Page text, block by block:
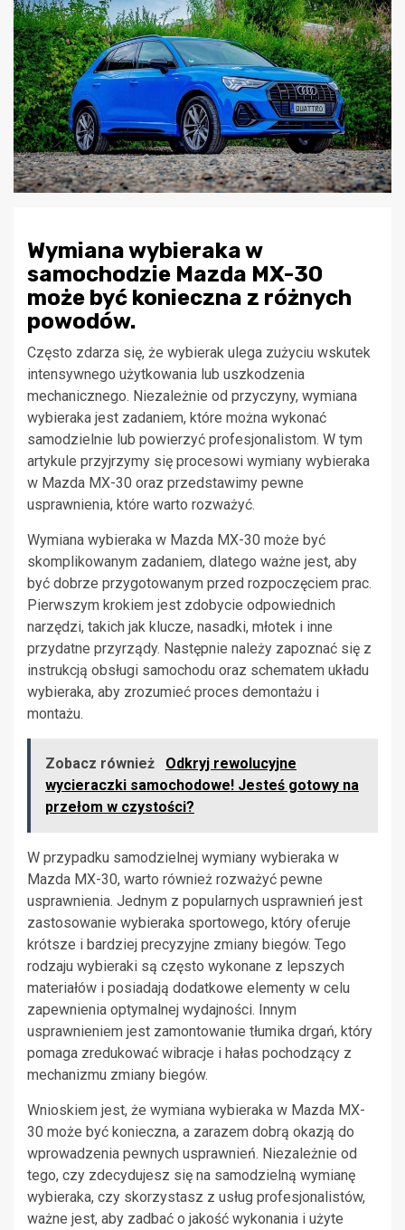
Wymiana wybieraka w
samochodzie Mazda MX-30
może być konieczna z różnych
powodów.
Często zdarza się, że wybierak ulega zużyciu wskutek
intensywnego użytkowania lub uszkodzenia
mechanicznego. Niezależnie od przyczyny, wymiana
wybieraka jest zadaniem, które można wykonać
samodzielnie lub powierzyć profesjonalistom. W tym
artykule przyjrzymy się procesowi wymiany wybieraka
w Mazda MX-30 oraz przedstawimy pewne
usprawnienia, które warto rozważyć.
Wymiana wybieraka w Mazda MX-30 może być
skomplikowanym zadaniem, dlatego ważne jest, aby
być dobrze przygotowanym przed rozpoczęciem prac.
Pierwszym krokiem jest zdobycie odpowiednich
narzędzi, takich jak klucze, nasadki, młotek i inne
przydatne przyrządy. Następnie należy zapoznać się z
instrukcją obsługi samochodu oraz schematem układu
wybieraka, aby zrozumieć proces demontażu i
montażu.
Zobacz również
Odkryj rewolucyjne
wycieraczki samochodowe! Jesteś gotowy na
przełom w czystości?
W przypadku samodzielnej wymiany wybieraka w
Mazda MX-30, warto również rozważyć pewne
usprawnienia. Jednym z popularnych usprawnień jest
zastosowanie wybieraka sportowego, który oferuje
krótsze i bardziej precyzyjne zmiany biegów. Tego
rodzaju wybieraki są często wykonane z lepszych
materiałów i posiadają dodatkowe elementy w celu
zapewnienia optymalnej wydajności. Innym
usprawnieniem jest zamontowanie tłumika drgań, który
pomaga zredukować wibracje i hałas pochodzący z
mechanizmu zmiany biegów.
Wnioskiem jest, że wymiana wybieraka w Mazda MX-
30 może być konieczna, a zarazem dobrą okazją do
wprowadzenia pewnych usprawnień. Niezależnie od
tego, czy zdecydujesz się na samodzielną wymianę
wybieraka, czy skorzystasz z usług profesjonalistów,
ważne jest, aby zadbać o jakość wykonania i użyte